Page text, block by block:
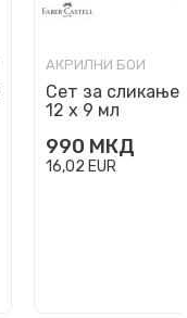
АКРИЛНИ БОИ
Сет за сликање
12 х 9 мл
990 МКД
16,02 EUR